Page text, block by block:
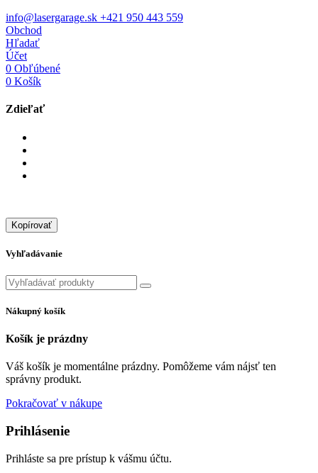
info@lasergarage.sk +421 950 443 559
Obchod
Hľadať
Účet
0 Obľúbené
0 Košík
Zdieľať
Kopírovať
Vyhľadávanie
Nákupný košík
Košík je prázdny
Váš košík je momentálne prázdny. Pomôžeme vám nájsť ten
správny produkt.
Pokračovať v nákupe
Prihlásenie
Prihláste sa pre prístup k vášmu účtu.